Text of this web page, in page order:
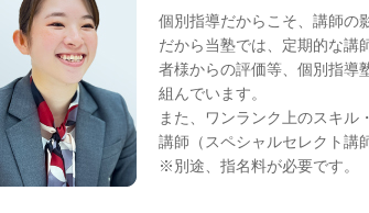
個別指導だからこそ、講師の
だから当塾では、定期的な講
者様からの評価等、個別指導
組んでいます。
また、ワンランク上のスキル
講師（スペシャルセレクト講
※別途、指名料が必要です。